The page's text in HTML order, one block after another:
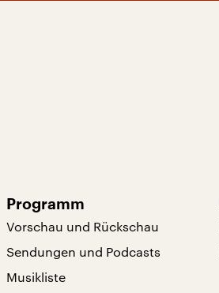
Programm
Vorschau und Rückschau
Sendungen und Podcasts
Musikliste